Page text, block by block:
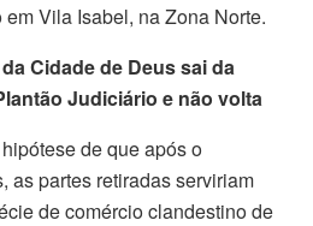
Vila Isabel, na Zona Norte.
Cidade de Deus sai da
Judiciário e não volta
de que após o
as partes retiradas serviriam
de comércio clandestino de